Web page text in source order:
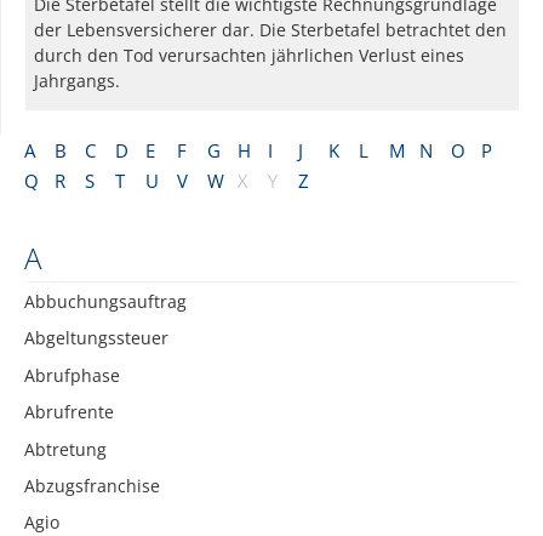
A B C D E F G H I J K L M N O
P
Q
R S T U V W X Y Z
A
Abbuchungsauftrag
Abgeltungssteuer
Abrufphase
Abrufrente
Abtretung
Abzugsfranchise
Agio
der Lebensversicherer dar. Die Sterbetafel betrachtet den
durch den Tod verursachten jährlichen Verlust eines
Jahrgangs.